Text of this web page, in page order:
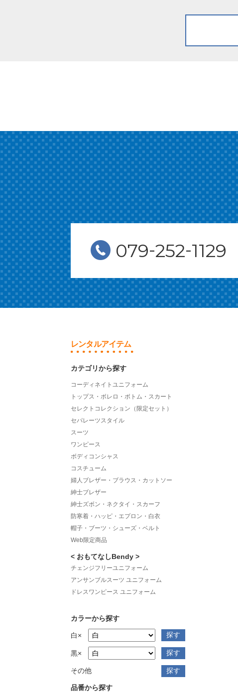
079-252-1129
レンタルアイテム
カテゴリから探す
コーディネイトユニフォーム
トップス・ボレロ・ボトム・スカート
セレクトコレクション（限定セット）
セパレーツスタイル
スーツ
ワンピース
ボディコンシャス
コスチューム
婦人ブレザー・ブラウス・カットソー
紳士ブレザー
紳士ズボン・ネクタイ・スカーフ
防寒着・ハッピ・エプロン・白衣
帽子・ブーツ・シューズ・ベルト
Web限定商品
< おもてなしBendy >
チェンジフリーユニフォーム
アンサンブルスーツ ユニフォーム
ドレスワンピース ユニフォーム
カラーから探す
白×
黒×
その他
品番から探す